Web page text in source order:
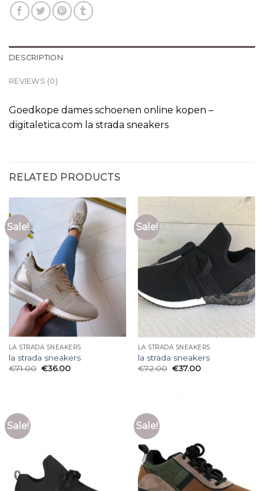
DESCRIPTION
REVIEWS (0)
Goedkope dames schoenen online kopen –
digitaletica.com la strada sneakers
RELATED PRODUCTS
Sale!
LA STRADA SNEAKERS
la strada sneakers
€71.00 €36.00
Sale!
LA STRADA SNEAKERS
la strada sneakers
€72.00 €37.00
Sale! Sale!